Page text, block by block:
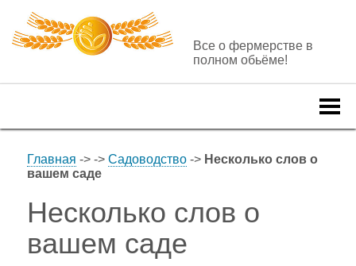
Все о фермерстве в
полном обьёме!
Главная -> -> Садоводство-> Несколько слов о
вашем саде
Несколько слов о
вашем саде